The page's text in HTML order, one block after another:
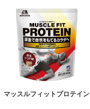
マッスルフィットプロテイン